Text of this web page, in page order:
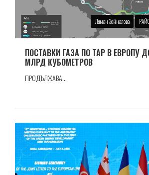
Ляман Зейналова
ПОСТАВКИ ГАЗА ПО TAP В ЕВРОПУ
МЛРД КУБОМЕТРОВ
ПРОДЪЛЖАВА...